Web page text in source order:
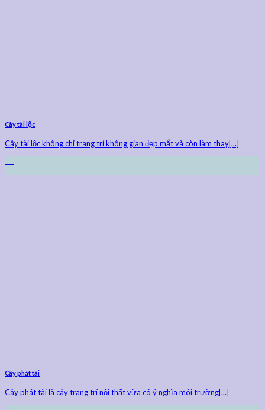
Cây tài lộc
Cây tài lộc không chỉ trang trí không gian đẹp mắt và còn làm thay[...]
Cây phát tài
Cây phát tài là cây trang trí nội thất vừa có ý nghĩa môi trường[...]